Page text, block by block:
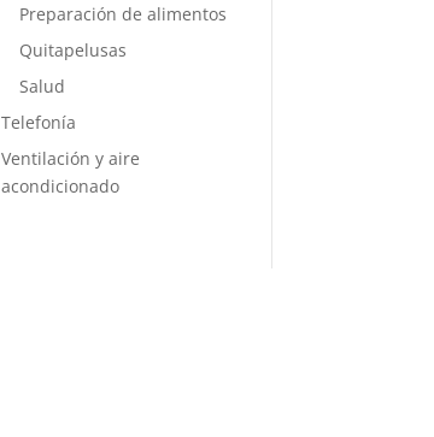
Preparación de alimentos
Quitapelusas
Salud
Telefonía
Ventilación y aire
acondicionado